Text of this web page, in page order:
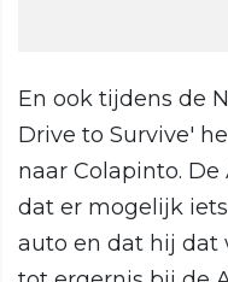
En ook tijdens de
Drive to Survive'
naar Colapinto.
dat er mogelijk
auto en dat hij dat